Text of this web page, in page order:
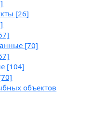
[26]
[70]
[104]
объектов